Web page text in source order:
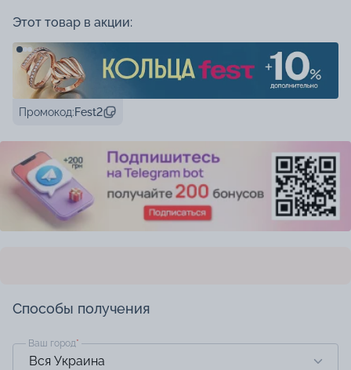
Этот товар в акции:
Промокод:Fest2
Способы получения
Ваш город*